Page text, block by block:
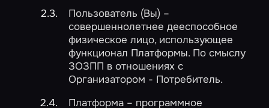
Пользователь (Вы) –
совершеннолетнее дееспособное
физическое лицо, использующее
функционал Платформы. По смыслу
ЗОЗПП в отношениях с
Организатором - Потребитель.
Платформа – программное